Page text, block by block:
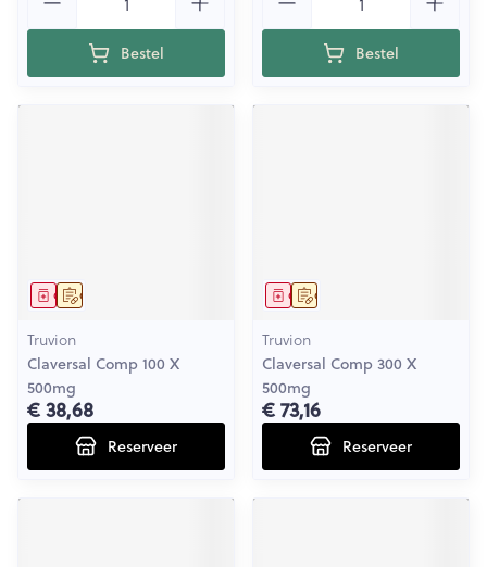
Bestel Bestel
Op voorschrift
Geneesmiddel
Truvion
Claversal Comp 100 X
500mg
€ 38,68
Reserveer
Op voorschrift
Geneesmiddel
Truvion
Claversal Comp 300 X
500mg
€ 73,16
Reserveer